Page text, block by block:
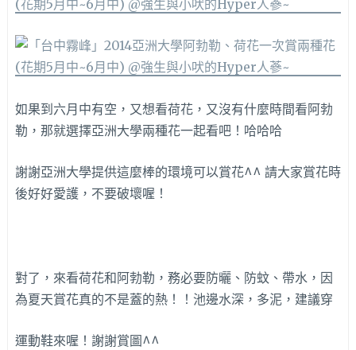
如果到六月中有空，又想看荷花，又沒有什麼時間看阿勃
勒，那就選擇亞洲大學兩種花一起看吧！哈哈哈
謝謝亞洲大學提供這麼棒的環境可以賞花^^ 請大家賞花時
後好好愛護，不要破壞喔！
對了，來看荷花和阿勃勒，務必要防曬、防蚊、帶水，因
為夏天賞花真的不是蓋的熱！！池邊水深，多泥，建議穿
運動鞋來喔！謝謝賞圖^^